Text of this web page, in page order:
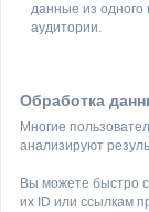
данные из одного
аудитории.
Обработка
Многие
анализируют
Вы можете быстро
их ID или ссылкам